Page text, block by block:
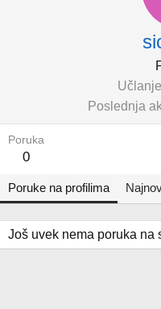
Poslednja
Poruka
0
Poruke na profilima
Još uvek nema poruka na